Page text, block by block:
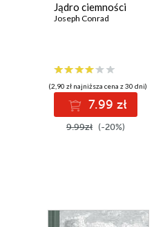
Jądro ciemności
Joseph Conrad
(2,90 zł najniższa cena z 30 dni)
7.99 zł
9.99zł (-20%)